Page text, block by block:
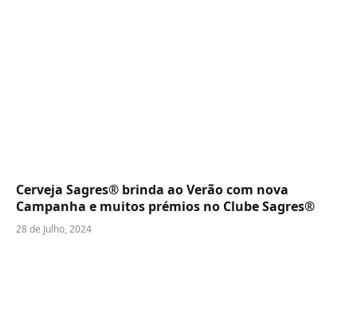
Cerveja Sagres® brinda ao Verão com nova
Campanha e muitos prémios no Clube Sagres®
28 de Julho, 2024